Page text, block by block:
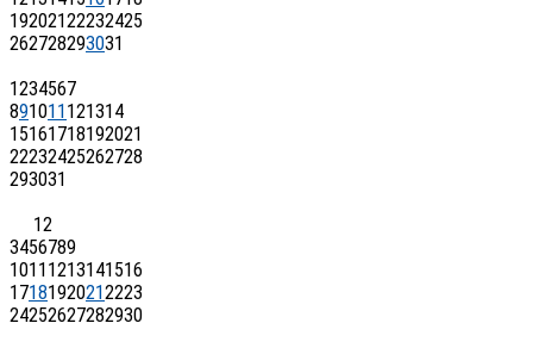
19202122232425
262728293031
1234567
891011 121314
15161718192021
22232425262728
293031
12
3456789
1011 1213141516
17181920212223
24252627282930